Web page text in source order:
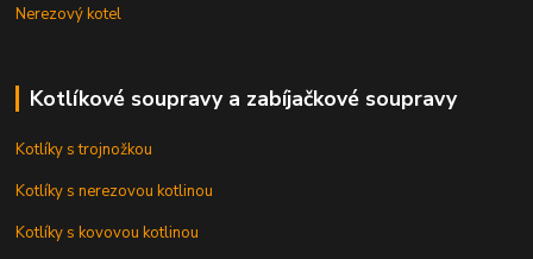
Nerezový kotel
Kotlíkové soupravy a zabíjačkové soupravy
Kotlíky s trojnožkou
Kotlíky s nerezovou kotlinou
Kotlíky s kovovou kotlinou